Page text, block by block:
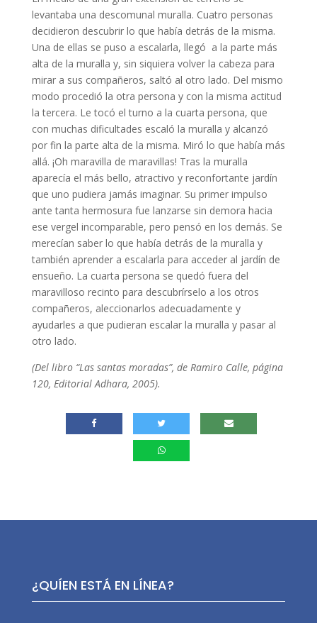
levantaba una descomunal muralla. Cuatro personas
decidieron descubrir lo que había detrás de la misma.
Una de ellas se puso a escalarla, llegó a la parte más
alta de la muralla y, sin siquiera volver la cabeza para
mirar a sus compañeros, saltó al otro lado. Del mismo
modo procedió la otra persona y con la misma actitud
la tercera. Le tocó el turno a la cuarta persona, que
con muchas dificultades escaló la muralla y alcanzó
por fin la parte alta de la misma. Miró lo que había más
allá. ¡Oh maravilla de maravillas! Tras la muralla
aparecía el más bello, atractivo y reconfortante jardín
que uno pudiera jamás imaginar. Su primer impulso
ante tanta hermosura fue lanzarse sin demora hacia
ese vergel incomparable, pero pensó en los demás. Se
merecían saber lo que había detrás de la muralla y
también aprender a escalarla para acceder al jardín de
ensueño. La cuarta persona se quedó fuera del
maravilloso recinto para descubrírselo a los otros
compañeros, aleccionarlos adecuadamente y
ayudarles a que pudieran escalar la muralla y pasar al
otro lado.
(Del libro “Las santas moradas”, de Ramiro Calle, página
120, Editorial Adhara, 2005).
¿QUÍEN ESTÁ EN LÍNEA?